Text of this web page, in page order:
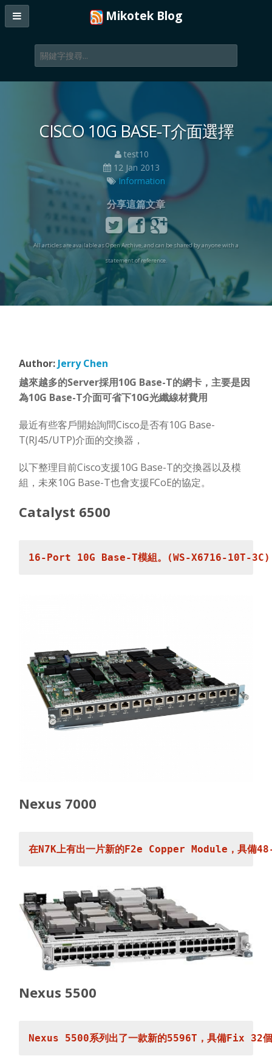
Mikotek Blog
CISCO 10G BASE-T介面選擇
test10
12 Jan 2013
Information
分享這篇文章
All articles are available as Open Archive, and can be shared by anyone with a
statement of reference.
Author:Jerry Chen
越來越多的Server採用10G Base-T的網卡，主要是因
為10G Base-T介面可省下10G光纖線材費用
最近有些客戶開始詢問Cisco是否有10G Base-
T(RJ45/UTP)介面的交換器，
以下整理目前Cisco支援10G Base-T的交換器以及模
組，未來10G Base-T也會支援FCoE的協定。
Catalyst 6500
Nexus 7000
Nexus 5500